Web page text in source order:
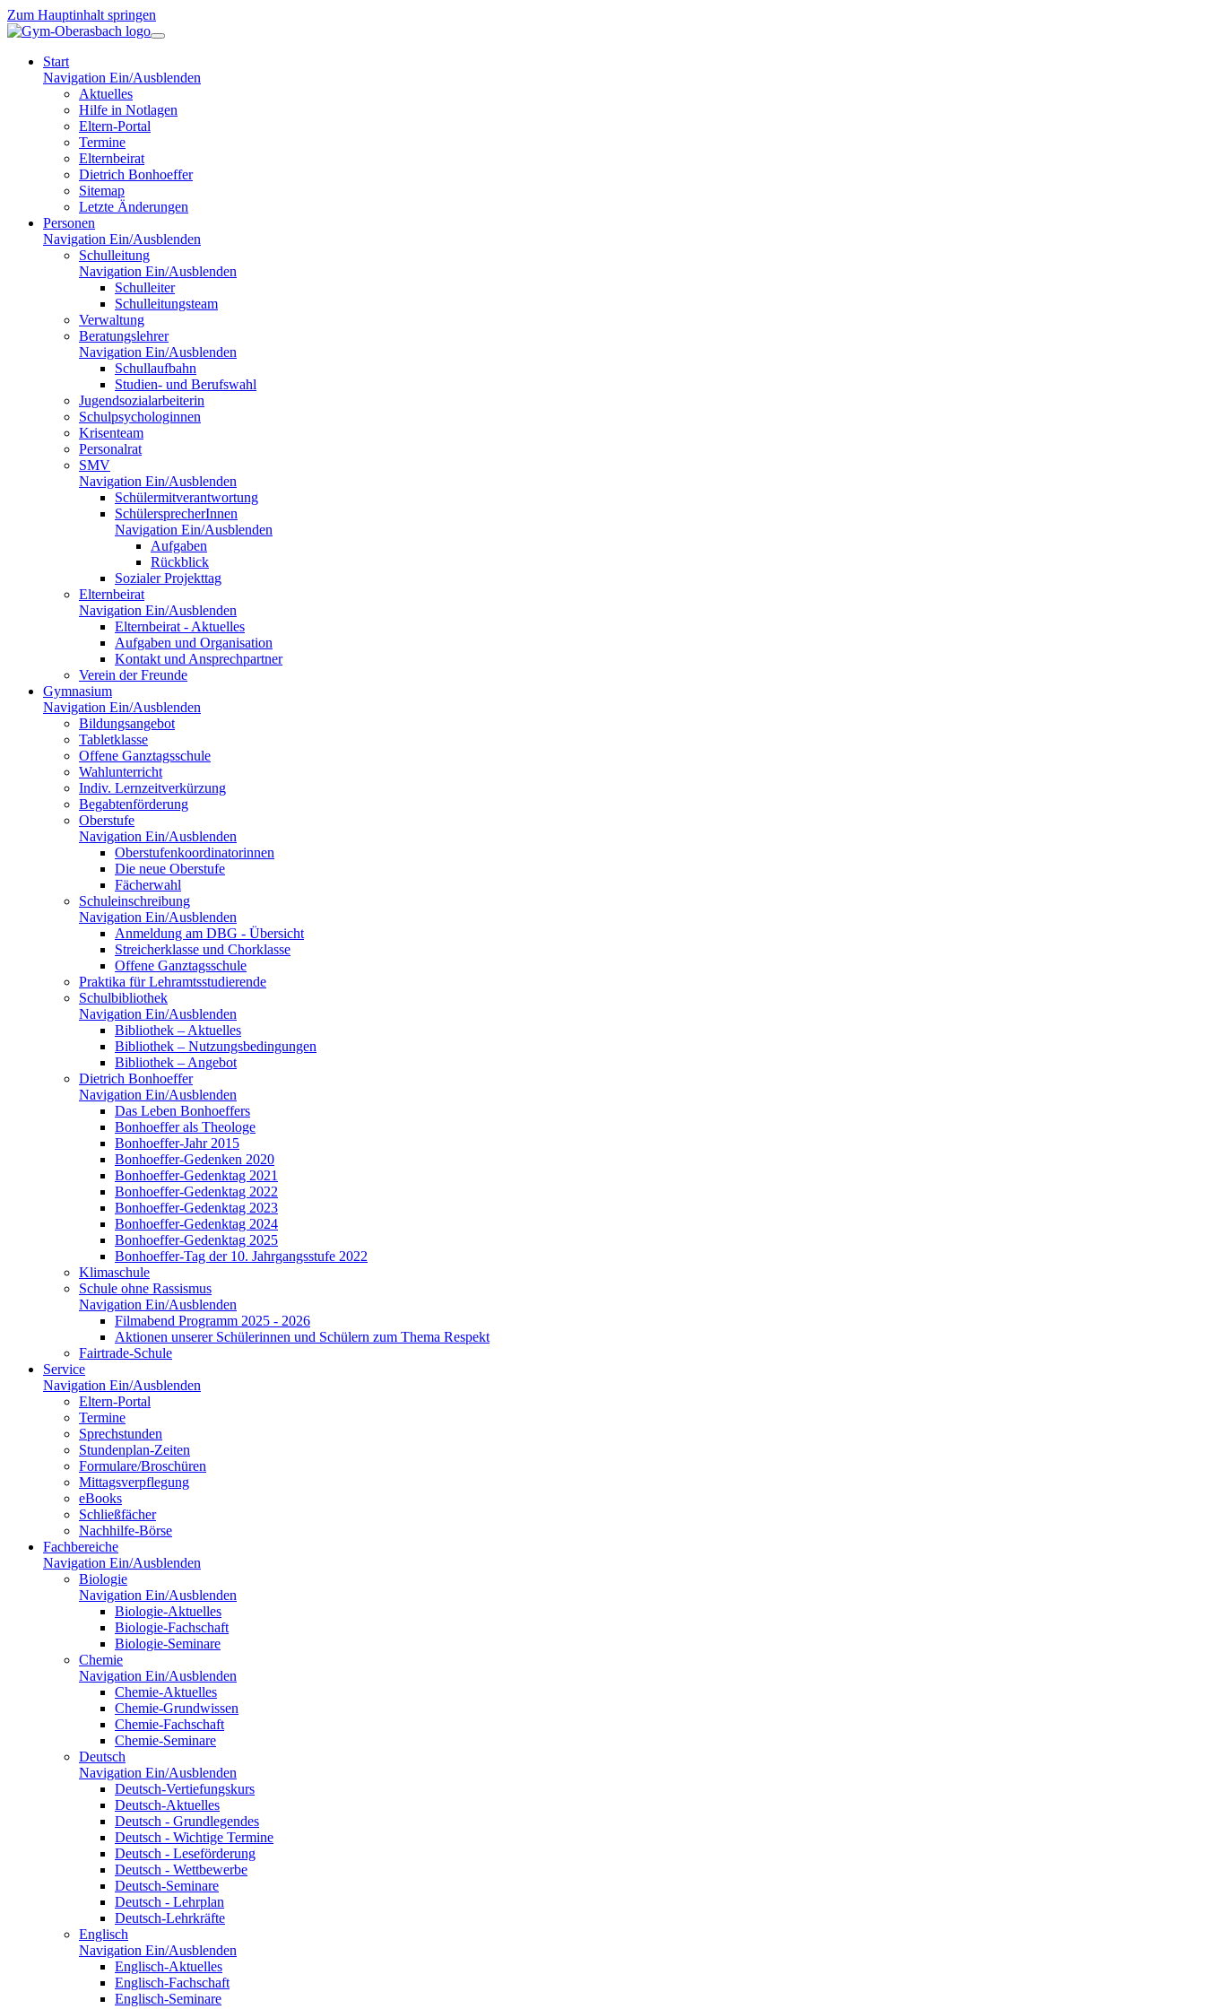
Zum Hauptinhalt springen
Start
Navigation Ein/Ausblenden
Aktuelles
Hilfe in Notlagen
Eltern-Portal
Termine
Elternbeirat
Dietrich Bonhoeffer
Sitemap
Letzte Änderungen
Personen
Navigation Ein/Ausblenden
Schulleitung
Navigation Ein/Ausblenden
Schulleiter
Schulleitungsteam
Verwaltung
Beratungslehrer
Navigation Ein/Ausblenden
Schullaufbahn
Studien- und Berufswahl
Jugendsozialarbeiterin
Schulpsychologinnen
Krisenteam
Personalrat
SMV
Navigation Ein/Ausblenden
Schülermitverantwortung
SchülersprecherInnen
Navigation Ein/Ausblenden
Aufgaben
Rückblick
Sozialer Projekttag
Elternbeirat
Navigation Ein/Ausblenden
Elternbeirat - Aktuelles
Aufgaben und Organisation
Kontakt und Ansprechpartner
Verein der Freunde
Gymnasium
Navigation Ein/Ausblenden
Bildungsangebot
Tabletklasse
Offene Ganztagsschule
Wahlunterricht
Indiv. Lernzeitverkürzung
Begabtenförderung
Oberstufe
Navigation Ein/Ausblenden
Oberstufenkoordinatorinnen
Die neue Oberstufe
Fächerwahl
Schuleinschreibung
Navigation Ein/Ausblenden
Anmeldung am DBG - Übersicht
Streicherklasse und Chorklasse
Offene Ganztagsschule
Praktika für Lehramtsstudierende
Schulbibliothek
Navigation Ein/Ausblenden
Bibliothek – Aktuelles
Bibliothek – Nutzungsbedingungen
Bibliothek – Angebot
Dietrich Bonhoeffer
Navigation Ein/Ausblenden
Das Leben Bonhoeffers
Bonhoeffer als Theologe
Bonhoeffer-Jahr 2015
Bonhoeffer-Gedenken 2020
Bonhoeffer-Gedenktag 2021
Bonhoeffer-Gedenktag 2022
Bonhoeffer-Gedenktag 2023
Bonhoeffer-Gedenktag 2024
Bonhoeffer-Gedenktag 2025
Bonhoeffer-Tag der 10. Jahrgangsstufe 2022
Klimaschule
Schule ohne Rassismus
Navigation Ein/Ausblenden
Filmabend Programm 2025 - 2026
Aktionen unserer Schülerinnen und Schülern zum Thema Respekt
Fairtrade-Schule
Service
Navigation Ein/Ausblenden
Eltern-Portal
Termine
Sprechstunden
Stundenplan-Zeiten
Formulare/Broschüren
Mittagsverpflegung
eBooks
Schließfächer
Nachhilfe-Börse
Fachbereiche
Navigation Ein/Ausblenden
Biologie
Navigation Ein/Ausblenden
Biologie-Aktuelles
Biologie-Fachschaft
Biologie-Seminare
Chemie
Navigation Ein/Ausblenden
Chemie-Aktuelles
Chemie-Grundwissen
Chemie-Fachschaft
Chemie-Seminare
Deutsch
Navigation Ein/Ausblenden
Deutsch-Vertiefungskurs
Deutsch-Aktuelles
Deutsch - Grundlegendes
Deutsch - Wichtige Termine
Deutsch - Leseförderung
Deutsch - Wettbewerbe
Deutsch-Seminare
Deutsch - Lehrplan
Deutsch-Lehrkräfte
Englisch
Navigation Ein/Ausblenden
Englisch-Aktuelles
Englisch-Fachschaft
Englisch-Seminare